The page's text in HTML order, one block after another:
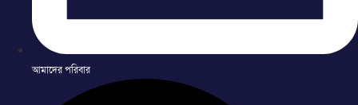
আমাদের পরিবার